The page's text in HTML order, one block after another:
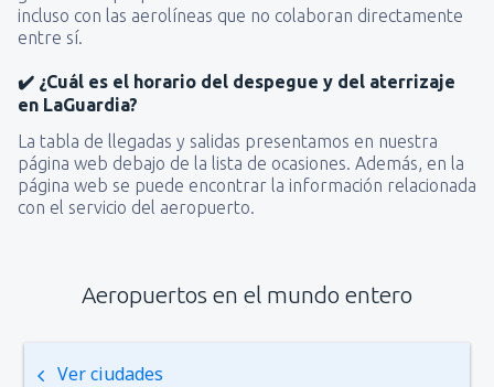
incluso con las aerolíneas que no colaboran directamente
entre sí.
✔️ ¿Cuál es el horario del despegue y del aterrizaje
en LaGuardia?
La tabla de llegadas y salidas presentamos en nuestra
página web debajo de la lista de ocasiones. Además, en la
página web se puede encontrar la información relacionada
con el servicio del aeropuerto.
Aeropuertos en el mundo entero
Ver ciudades